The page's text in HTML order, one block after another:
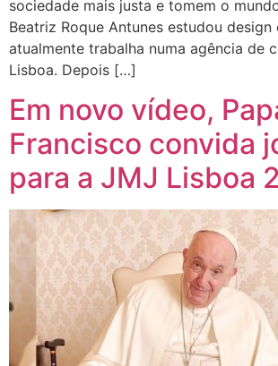
sociedade mais justa e tomem o
Beatriz Roque Antunes estudou design
atualmente trabalha numa agência de
Lisboa. Depois […]
Em novo vídeo,
Francisco convida
para a JMJ Lisboa